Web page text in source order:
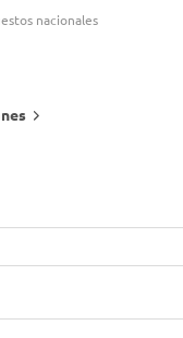
nacionales